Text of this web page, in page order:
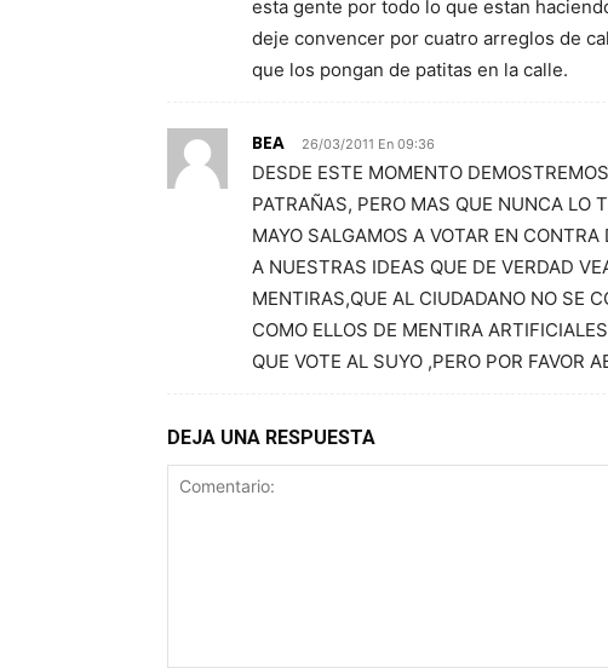
esta gente por todo lo que estan
deje convencer por cuatro arreglos de
que los pongan de patitas en la calle.
BEA 26/03/2011 En 09:36
DESDE ESTE MOMENTO
PATRAÑAS, PERO MAS QUE NUNCA LO
MAYO SALGAMOS A VOTAR EN
A NUESTRAS IDEAS QUE DE VERDAD
MENTIRAS,QUE AL CIUDADANO NO SE
COMO ELLOS DE MENTIRA
QUE VOTE AL SUYO ,PERO POR FAVOR
DEJA UNA RESPUESTA